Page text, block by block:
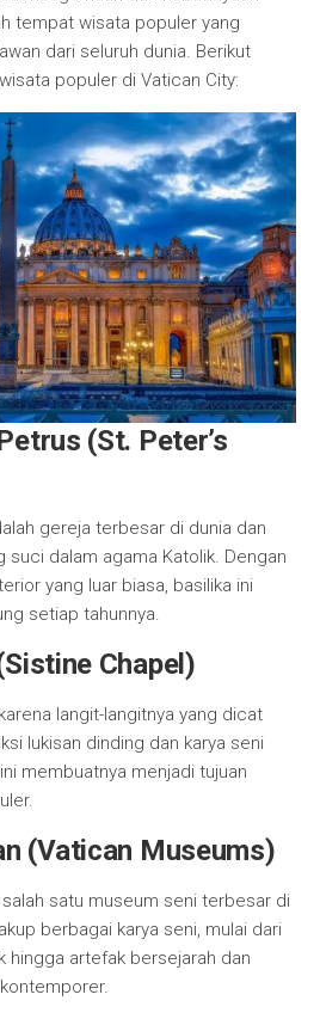
tempat wisata populer yang
dari seluruh dunia. Berikut
populer di Vatican City:
(St. Peter’s
gereja terbesar di dunia dan
suci dalam agama Katolik. Dengan
yang luar biasa, basilika ini
setiap tahunnya.
Chapel)
langit-langitnya yang dicat
lukisan dinding dan karya seni
membuatnya menjadi tujuan
(Vatican Museums)
satu museum seni terbesar di
berbagai karya seni, mulai dari
hingga artefak bersejarah dan